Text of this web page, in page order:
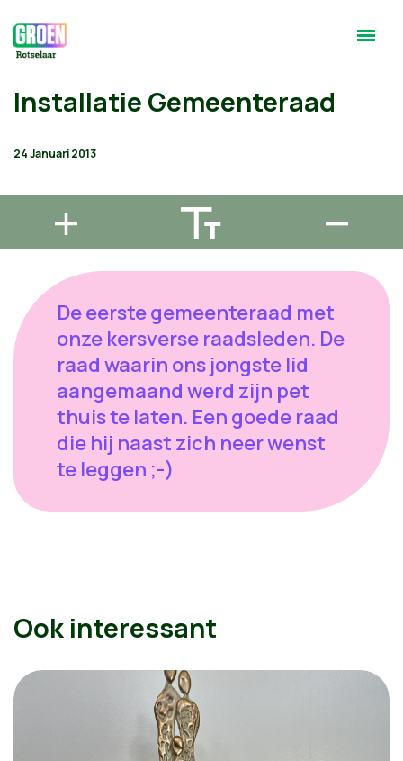
Installatie Gemeenteraad
24 Januari 2013
De eerste gemeenteraad met
onze kersverse raadsleden. De
raad waarin ons jongste lid
aangemaand werd zijn pet
thuis te laten. Een goede raad
die hij naast zich neer wenst
te leggen ;-)
Ook interessant